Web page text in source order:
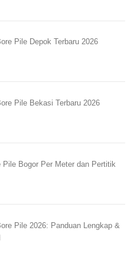
Pile Depok Terbaru 2026
Pile Bekasi Terbaru 2026
Pile Bogor Per Meter dan Pertitik
Pile 2026: Panduan Lengkap &